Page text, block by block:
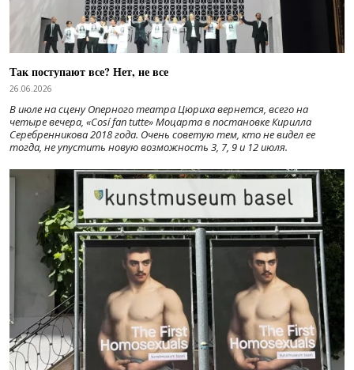
Так поступают все? Нет, не все
26.06.2026
В июле на сцену Оперного театра Цюриха вернется, всего на
четыре вечера, «Cosí fan tutte» Моцарта в постановке Кирилла
Серебренникова 2018 года. Очень советую тем, кто не видел ее
тогда, не упустить новую возможность 3, 7, 9 и 12 июля.